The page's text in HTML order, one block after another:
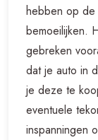
hebben op
bemoeilijken.
gebreken
dat je auto in
je deze te
eventuele
inspanningen